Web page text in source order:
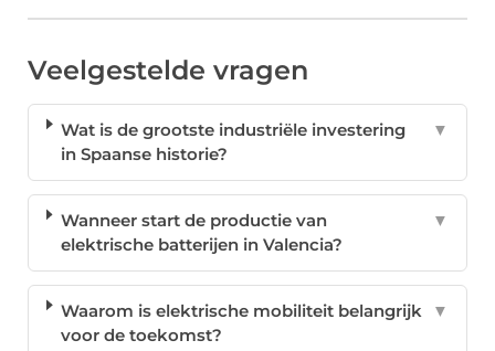
Veelgestelde vragen
Wat is de grootste industriële investering
in Spaanse historie?
▼
Wanneer start de productie van
elektrische batterijen in Valencia?
▼
Waarom is elektrische mobiliteit belangrijk
voor de toekomst?
▼